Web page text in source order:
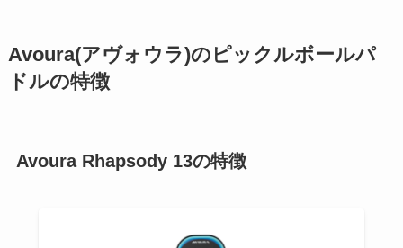
Avoura(アヴォウラ)のピックルボールパ
ドルの特徴
Avoura Rhapsody 13の特徴